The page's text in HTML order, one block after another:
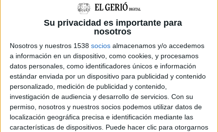
Su privacidad es importante para
nosotros
Nosotros y nuestros 1538 socios almacenamos y/o accedemos
a información en un dispositivo, como cookies, y procesamos
datos personales, como identificadores únicos e información
estándar enviada por un dispositivo para publicidad y contenido
personalizado, medición de publicidad y contenido,
investigación de audiencia y desarrollo de servicios. Con su
permiso, nosotros y nuestros socios podemos utilizar datos de
localización geográfica precisa e identificación mediante las
características de dispositivos. Puede hacer clic para otorgarnos
La Junta de Govern Local a l'Ajuntament de Roses (Alt
Empordà) ha aprovat definitivament el projecte de buidatge
de terres dels fossats situats a l’entorn de la Porta de Terra de
Notícia